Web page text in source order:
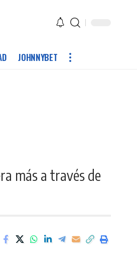
JOHNNYBET
más a través de